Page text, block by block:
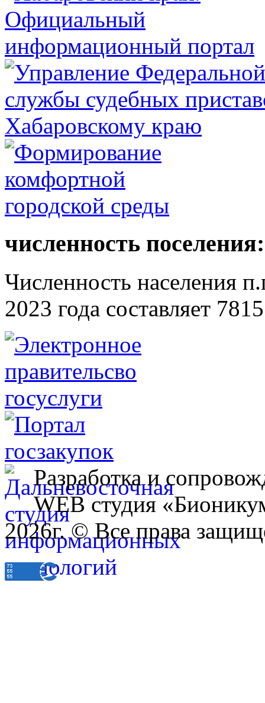
численность поселения:
Численность населения
2023 года составляет
Разработка и
WEB студия
2026г. © Все права